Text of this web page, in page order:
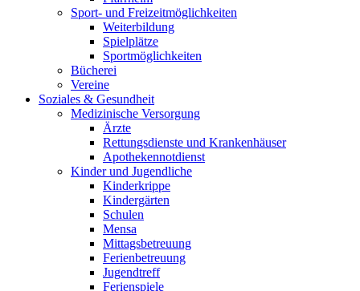
Sport- und Freizeitmöglichkeiten
Weiterbildung
Spielplätze
Sportmöglichkeiten
Bücherei
Vereine
Soziales & Gesundheit
Medizinische Versorgung
Ärzte
Rettungsdienste und Krankenhäuser
Apothekennotdienst
Kinder und Jugendliche
Kinderkrippe
Kindergärten
Schulen
Mensa
Mittagsbetreuung
Ferienbetreuung
Jugendtreff
Ferienspiele